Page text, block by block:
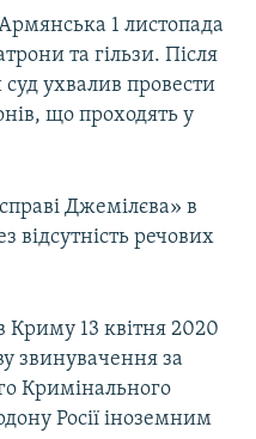
1 листопада
та гільзи. Після
ухвалив провести
що проходять у
Джемілєва» в
відсутність речових
Криму 13 квітня 2020
звинувачення за
Кримінального
Росії іноземним